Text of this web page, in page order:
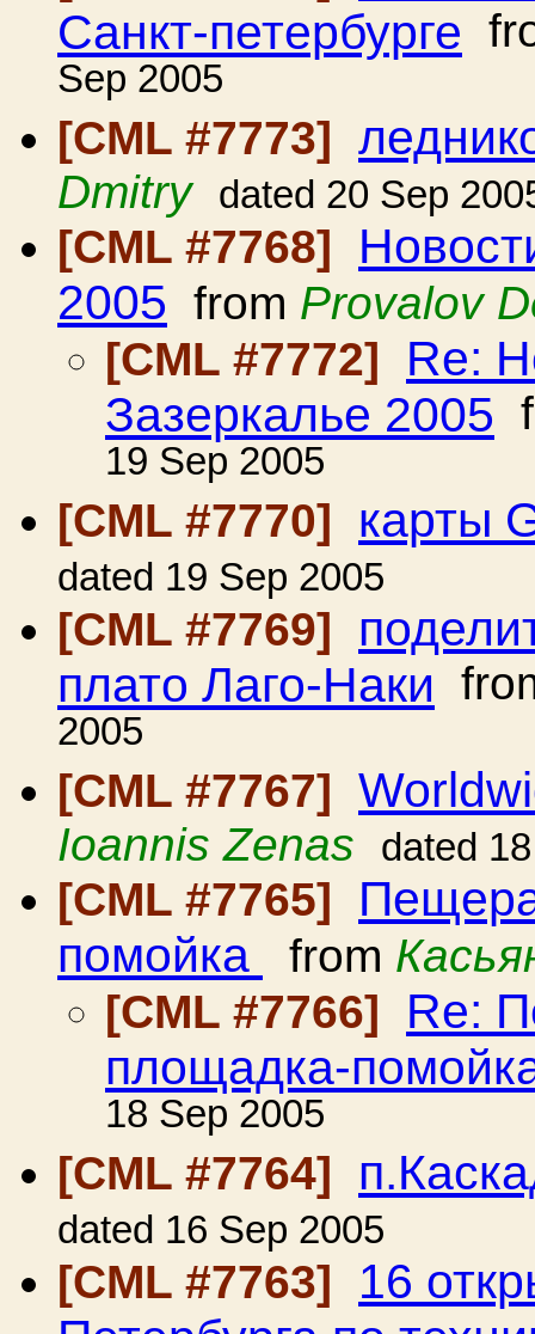
Санкт-петербурге
Sep 2005
[CML #7773]
Dmitry dated 20 Sep
[CML #7768]
2005 from Provalov
[CML #7772]
Re:
Зазеркалье 2005
19 Sep 2005
[CML #7770]
карты
dated 19 Sep 2005
[CML #7769]
плато Лаго-Наки
2005
[CML #7767]
Ioannis Zenas dated
[CML #7765]
помойка
from
[CML #7766]
Re:
площадка-
18 Sep 2005
[CML #7764]
dated 16 Sep 2005
[CML #7763] 16